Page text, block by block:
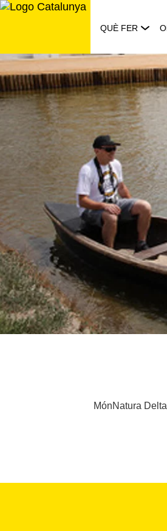
Saltar
QUÈ FER
MónNatura